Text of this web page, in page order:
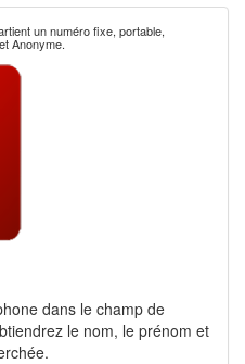
un numéro fixe, portable,
Anonyme.
dans le champ de
le nom, le prénom et